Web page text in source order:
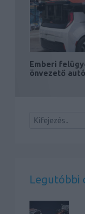
Emberi
önvezető
Legutóbbi